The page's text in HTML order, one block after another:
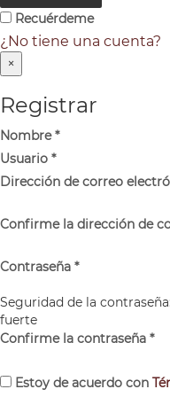
Recuérdeme
¿No tiene una cuenta?
×
Registrar
Nombre*
Usuario *
Dirección de correo
Confirme la dirección de
Contraseña *
Seguridad de la contraseña:
fuerte
Confirme la contraseña *
Estoy de acuerdo con